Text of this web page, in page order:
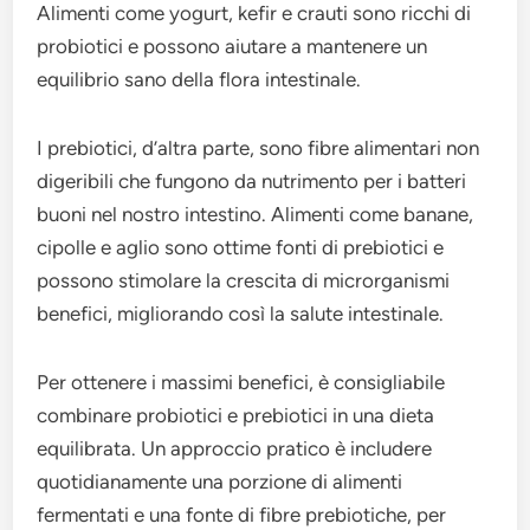
Alimenti come yogurt, kefir e crauti sono ricchi di
probiotici e possono aiutare a mantenere un
equilibrio sano della flora intestinale.
I prebiotici, d’altra parte, sono fibre alimentari non
digeribili che fungono da nutrimento per i batteri
buoni nel nostro intestino. Alimenti come banane,
cipolle e aglio sono ottime fonti di prebiotici e
possono stimolare la crescita di microrganismi
benefici, migliorando così la salute intestinale.
Per ottenere i massimi benefici, è consigliabile
combinare probiotici e prebiotici in una dieta
equilibrata. Un approccio pratico è includere
quotidianamente una porzione di alimenti
fermentati e una fonte di fibre prebiotiche, per